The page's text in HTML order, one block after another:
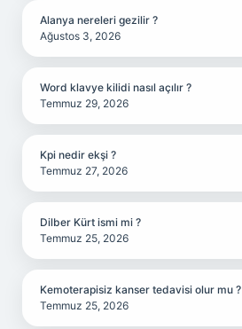
Alanya nereleri gezilir ?
Ağustos 3, 2026
Word klavye kilidi nasıl açılır ?
Temmuz 29, 2026
Kpi nedir ekşi ?
Temmuz 27, 2026
Dilber Kürt ismi mi ?
Temmuz 25, 2026
Kemoterapisiz kanser tedavisi olur mu ?
Temmuz 25, 2026